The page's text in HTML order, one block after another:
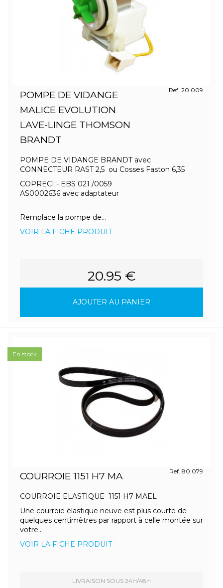
POMPE DE VIDANGE
MALICE EVOLUTION
LAVE-LINGE THOMSON
BRANDT
Ref. 20.009
POMPE DE VIDANGE BRANDT avec
CONNECTEUR RAST 2,5 ou Cosses Faston 6,35
COPRECI - EBS 021 /0059
AS0002636 avec adaptateur
Remplace la pompe de...
VOIR LA FICHE PRODUIT
20.95 €
AJOUTER AU PANIER
COURROIE 1151 H7 MA Ref. 80.079
COURROIE ELASTIQUE 1151 H7 MAEL
Une courroie élastique neuve est plus courte de
quelques centimètres par rapport à celle montée sur
votre...
VOIR LA FICHE PRODUIT
LIVRAISON SOUS 24H/48H
En stock